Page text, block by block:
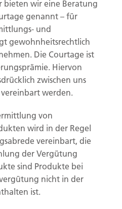
Brück
bieten wir eine Beratung
genannt – für
und
gewohnheitsrechtlich
Die Courtage ist
Hiervon
zwischen uns
werden.
von
wird in der Regel
vereinbart, die
der Vergütung
sind Produkte bei
nicht in der
ist.